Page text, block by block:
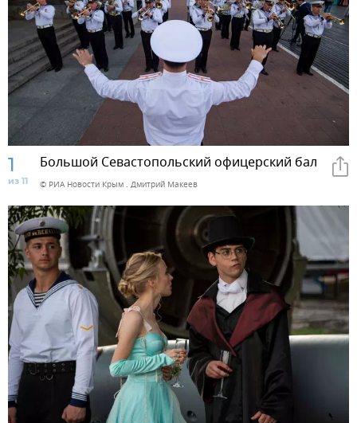
1
из 11
Большой Севастопольский офицерский бал
© РИА Новости Крым . Дмитрий Макеев